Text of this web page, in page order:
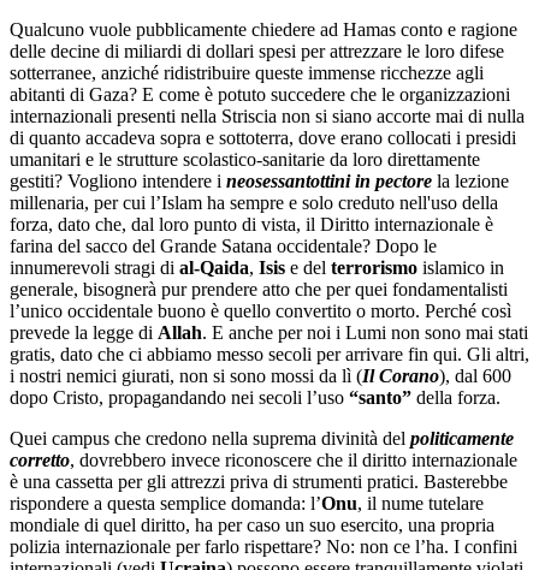
Qualcuno vuole pubblicamente chiedere ad Hamas conto e ragione
delle decine di miliardi di dollari spesi per attrezzare le loro difese
sotterranee, anziché ridistribuire queste immense ricchezze agli
abitanti di Gaza? E come è potuto succedere che le organizzazioni
internazionali presenti nella Striscia non si siano accorte mai di nulla
di quanto accadeva sopra e sottoterra, dove erano collocati i presidi
umanitari e le strutture scolastico-sanitarie da loro direttamente
gestiti? Vogliono intendere i neosessantottini in pectore la lezione
millenaria, per cui l’Islam ha sempre e solo creduto nell'uso della
forza, dato che, dal loro punto di vista, il Diritto internazionale è
farina del sacco del Grande Satana occidentale? Dopo le
innumerevoli stragi di al-Qaida, Isis e del terrorismo islamico in
generale, bisognerà pur prendere atto che per quei fondamentalisti
l’unico occidentale buono è quello convertito o morto. Perché così
prevede la legge di Allah. E anche per noi i Lumi non sono mai stati
gratis, dato che ci abbiamo messo secoli per arrivare fin qui. Gli altri,
i nostri nemici giurati, non si sono mossi da lì (Il Corano), dal 600
dopo Cristo, propagandando nei secoli l’uso “santo” della forza.
Quei campus che credono nella suprema divinità del politicamente
corretto, dovrebbero invece riconoscere che il diritto internazionale
è una cassetta per gli attrezzi priva di strumenti pratici. Basterebbe
rispondere a questa semplice domanda: l’Onu, il nume tutelare
mondiale di quel diritto, ha per caso un suo esercito, una propria
polizia internazionale per farlo rispettare? No: non ce l’ha. I confini